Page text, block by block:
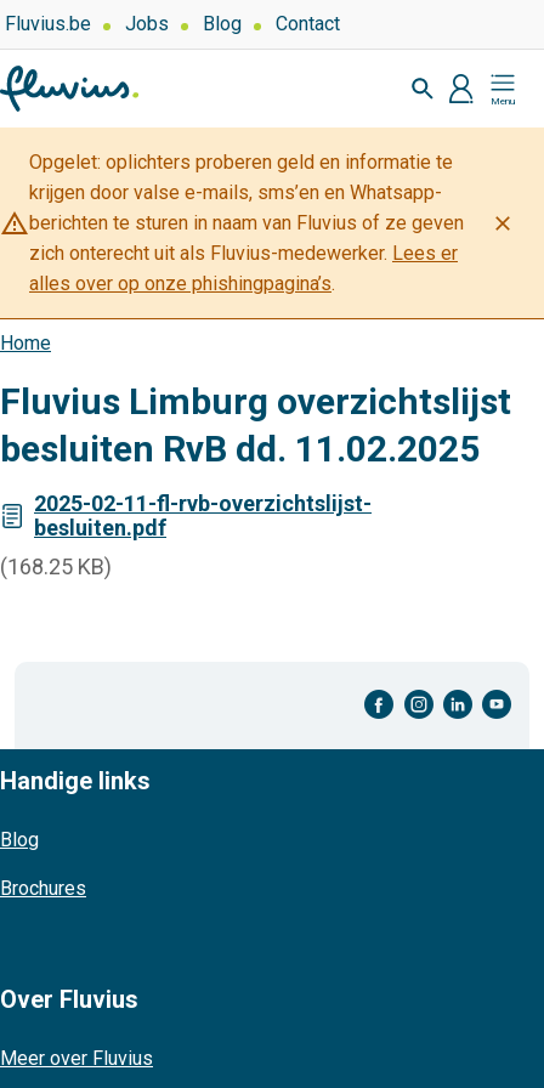
Overslaan
en
naar
de
inhoud
gaan
Top
navigation
Over
Fluvius.be Jobs Blog Contact
Zoeken
profiel
Mijn
Fluvius
warning_amber
Opgelet: oplichters proberen geld en informatie te
krijgen door valse e-mails, sms’en en Whatsapp-
berichten te sturen in naam van Fluvius of ze geven
zich onterecht uit als Fluvius-medewerker. Lees er
alles over op onze phishingpagina’s.
close
Kruimelpad
Home
Fluvius Limburg overzichtslijst
besluiten RvB dd. 11.02.2025
2025-02-11-fl-rvb-overzichtslijst-
besluiten.pdf
(168.25 KB)
facebook-cirkel instagram-cirkel linkedin-cirkel youtube-cirkel
Handige links
Blog
Brochures
Over Fluvius
Meer over Fluvius